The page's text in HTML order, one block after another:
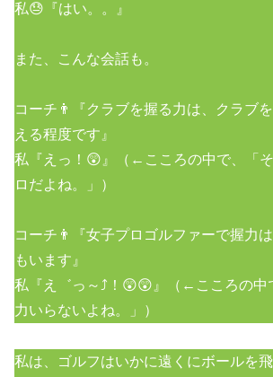
私😓『はい。。』
また、こんな会話も。
コーチ👨『クラブを握る力は、クラブ
える程度です』
私『えっ！😲』（←こころの中で、「
ロだよね。」）
コーチ👨『女子プロゴルファーで握力
もいます』
私『え゛っ～⤴！😲😲』（←こころの中
力いらないよね。」）
私は、ゴルフはいかに遠くにボールを